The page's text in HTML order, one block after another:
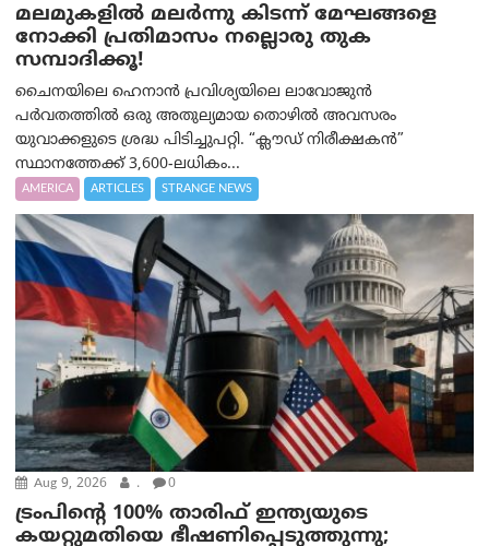
മലമുകളില്‍ മലര്‍ന്നു കിടന്ന് മേഘങ്ങളെ
നോക്കി പ്രതിമാസം നല്ലൊരു തുക
സമ്പാദിക്കൂ!
ചൈനയിലെ ഹെനാൻ പ്രവിശ്യയിലെ ലാവോജുൻ
പർവതത്തിൽ ഒരു അതുല്യമായ തൊഴിൽ അവസരം
യുവാക്കളുടെ ശ്രദ്ധ പിടിച്ചുപറ്റി. “ക്ലൗഡ് നിരീക്ഷകൻ”
സ്ഥാനത്തേക്ക് 3,600-ലധികം...
AMERICA ARTICLES STRANGE NEWS
Aug 9, 2026 . 0
ട്രം‌പിന്റെ 100% താരിഫ് ഇന്ത്യയുടെ
കയറ്റുമതിയെ ഭീഷണിപ്പെടുത്തുന്നു;